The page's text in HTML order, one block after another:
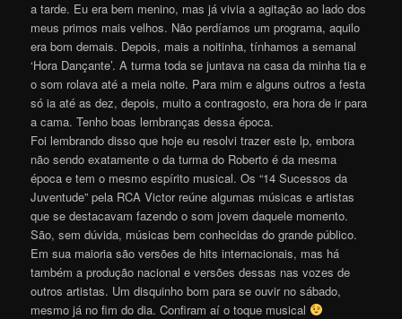
a tarde. Eu era bem menino, mas já vivia a agitação ao lado dos
meus primos mais velhos. Não perdíamos um programa, aquilo
era bom demais. Depois, mais a noitinha, tínhamos a semanal
‘Hora Dançante’. A turma toda se juntava na casa da minha tia e
o som rolava até a meia noite. Para mim e alguns outros a festa
só ia até as dez, depois, muito a contragosto, era hora de ir para
a cama. Tenho boas lembranças dessa época.
Foi lembrando disso que hoje eu resolvi trazer este lp, embora
não sendo exatamente o da turma do Roberto é da mesma
época e tem o mesmo espírito musical. Os “14 Sucessos da
Juventude” pela RCA Victor reúne algumas músicas e artistas
que se destacavam fazendo o som jovem daquele momento.
São, sem dúvida, músicas bem conhecidas do grande público.
Em sua maioria são versões de hits internacionais, mas há
também a produção nacional e versões dessas nas vozes de
outros artistas. Um disquinho bom para se ouvir no sábado,
mesmo já no fim do dia. Confiram aí o toque musical